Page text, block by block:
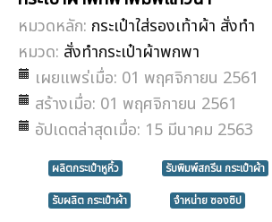
หมวดหลัก: กระเป๋าใส่รองเท้าผ้า สั่งทำ
หมวด: สั่งทำกระเป๋าผ้าพกพา
เผยแพร่เมื่อ: 01 พฤศจิกายน 2561
สร้างเมื่อ: 01 พฤศจิกายน 2561
อัปเดตล่าสุดเมื่อ: 15 มีนาคม 2563
ผลิตกระเป๋าหูหิ้ว
รับพิมพ์สกรีน กระเป๋าผ้า
รับผลิต กระเป๋าผ้า
จำหน่าย ซองซิป